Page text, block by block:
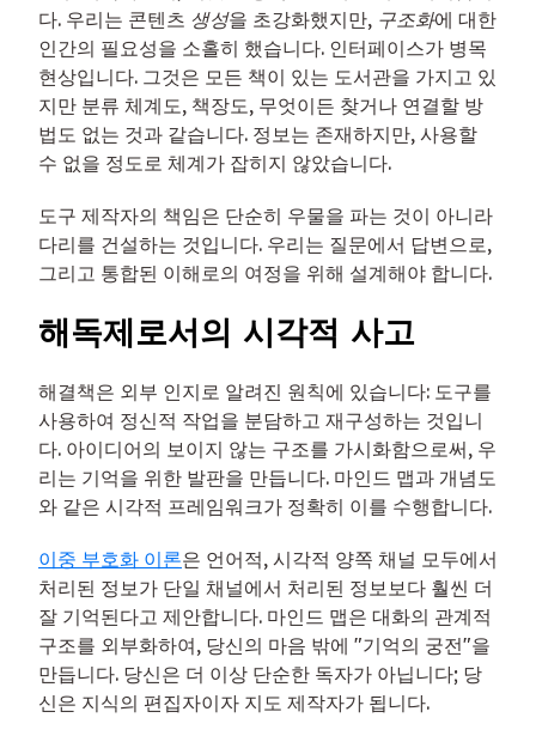
다. 우리는 콘텐츠 생성을 초강화했지만, 구조화에 대한
인간의 필요성을 소홀히 했습니다. 인터페이스가 병목
현상입니다. 그것은 모든 책이 있는 도서관을 가지고 있
지만 분류 체계도, 책장도, 무엇이든 찾거나 연결할 방
법도 없는 것과 같습니다. 정보는 존재하지만, 사용할
수 없을 정도로 체계가 잡히지 않았습니다.
도구 제작자의 책임은 단순히 우물을 파는 것이 아니라
다리를 건설하는 것입니다. 우리는 질문에서 답변으로,
그리고 통합된 이해로의 여정을 위해 설계해야 합니다.
해독제로서의 시각적 사고
해결책은 외부 인지로 알려진 원칙에 있습니다: 도구를
사용하여 정신적 작업을 분담하고 재구성하는 것입니
다. 아이디어의 보이지 않는 구조를 가시화함으로써, 우
리는 기억을 위한 발판을 만듭니다. 마인드 맵과 개념도
와 같은 시각적 프레임워크가 정확히 이를 수행합니다.
이중 부호화 이론은 언어적, 시각적 양쪽 채널 모두에서
처리된 정보가 단일 채널에서 처리된 정보보다 훨씬 더
잘 기억된다고 제안합니다. 마인드 맵은 대화의 관계적
구조를 외부화하여, 당신의 마음 밖에 "기억의 궁전"을
만듭니다. 당신은 더 이상 단순한 독자가 아닙니다; 당
신은 지식의 편집자이자 지도 제작자가 됩니다.